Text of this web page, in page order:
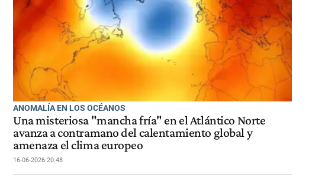
ANOMALÍA EN LOS OCÉANOS
Una misteriosa "mancha fría" en el Atlántico Norte
avanza a contramano del calentamiento global y
amenaza el clima europeo
16-06-2026 20:48